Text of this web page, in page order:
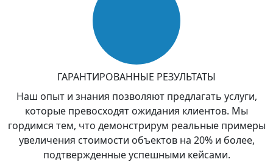
ГАРАНТИРОВАННЫЕ РЕЗУЛЬТАТЫ
Наш опыт и знания позволяют предлагать услуги,
которые превосходят ожидания клиентов. Мы
гордимся тем, что демонстрирум реальные примеры
увеличения стоимости объектов на 20% и более,
подтвержденные успешными кейсами.